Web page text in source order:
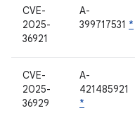
CVE-
2025-
36921
A-
399717531 *
CVE-
2025-
36929
A-
421485921
*